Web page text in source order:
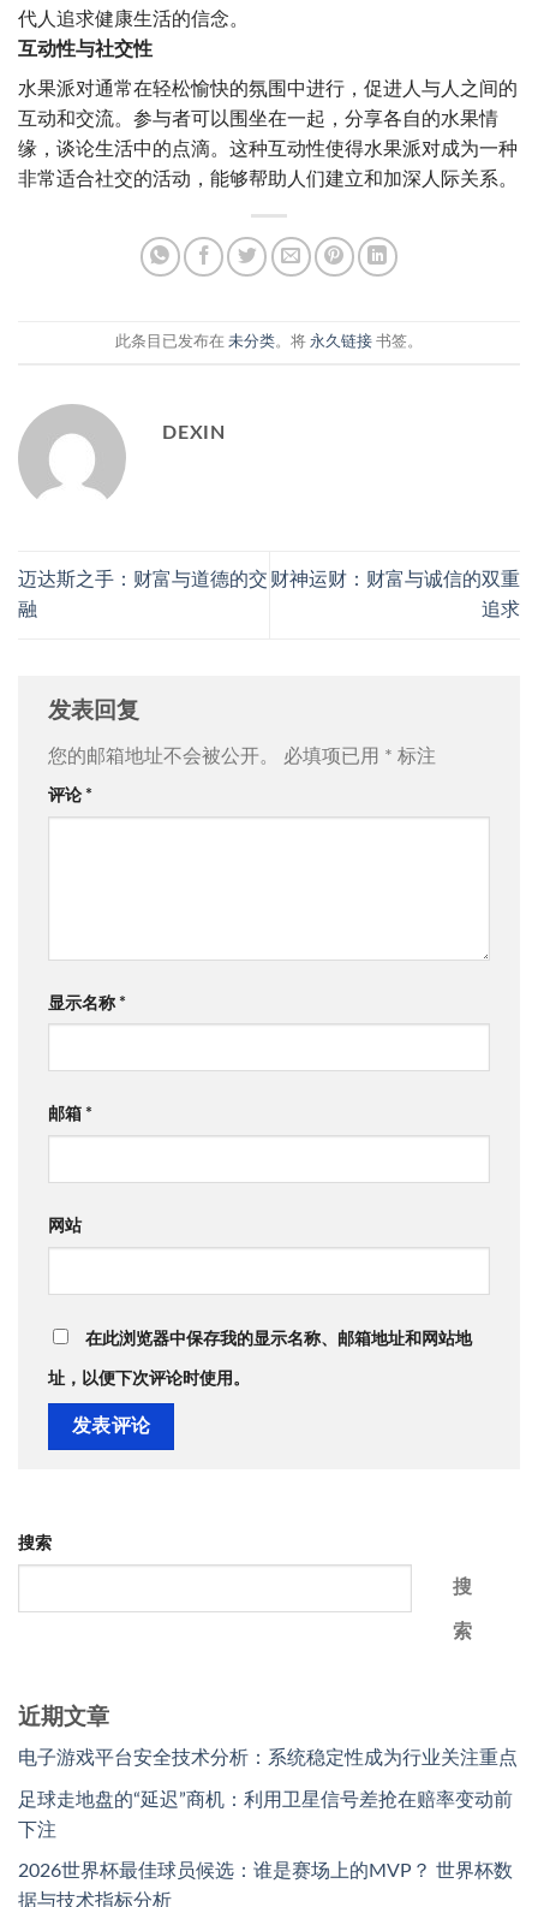
代人追求健康生活的信念。
互动性与社交性
水果派对通常在轻松愉快的氛围中进行，促进人与人之间的
互动和交流。参与者可以围坐在一起，分享各自的水果情
缘，谈论生活中的点滴。这种互动性使得水果派对成为一种
非常适合社交的活动，能够帮助人们建立和加深人际关系。
此条目已发布在 未分类。将 永久链接 书签。
DEXIN
迈达斯之手：财富与道德的交
融
财神运财：财富与诚信的双重
追求
发表回复
您的邮箱地址不会被公开。 必填项已用 * 标注
评论 *
显示名称 *
邮箱 *
网站
在此浏览器中保存我的显示名称、邮箱地址和网站地
址，以便下次评论时使用。
搜索
搜
索
近期文章
电子游戏平台安全技术分析：系统稳定性成为行业关注重点
足球走地盘的“延迟”商机：利用卫星信号差抢在赔率变动前
下注
2026世界杯最佳球员候选：谁是赛场上的MVP？ 世界杯数
据与技术指标分析